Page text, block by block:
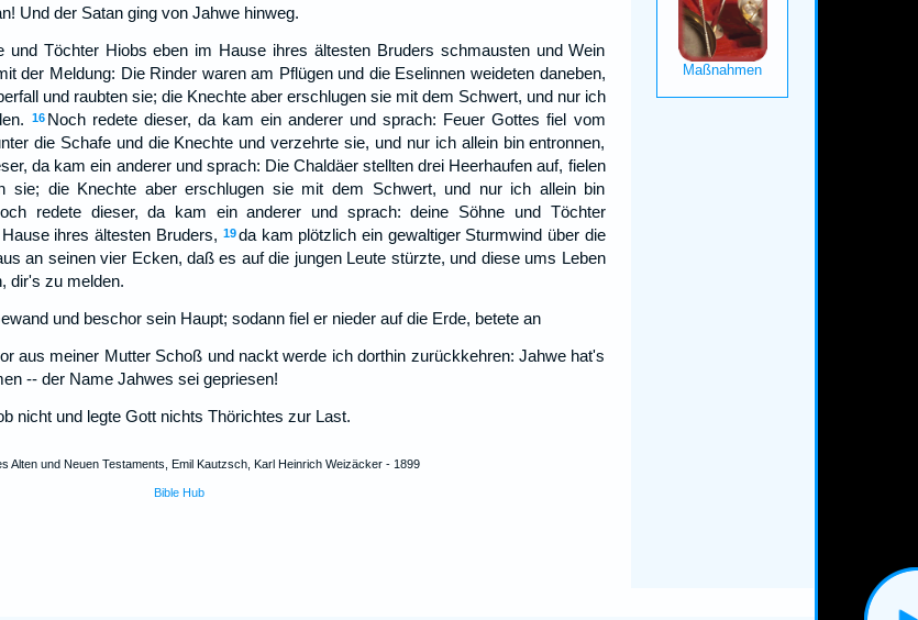
Und der Satan ging von Jahwe hinweg.
und Töchter Hiobs eben im Hause ihres ältesten Bruders schmausten und Wein
der Meldung: Die Rinder waren am Pflügen und die Eselinnen weideten daneben,
und raubten sie; die Knechte aber erschlugen sie mit dem Schwert, und nur ich
16 Noch redete dieser, da kam ein anderer und sprach: Feuer Gottes fiel vom
die Schafe und die Knechte und verzehrte sie, und nur ich allein bin entronnen,
da kam ein anderer und sprach: Die Chaldäer stellten drei Heerhaufen auf, fielen
sie; die Knechte aber erschlugen sie mit dem Schwert, und nur ich allein bin
redete dieser, da kam ein anderer und sprach: deine Söhne und Töchter
ihres ältesten Bruders, 19da kam plötzlich ein gewaltiger Sturmwind über die
an seinen vier Ecken, daß es auf die jungen Leute stürzte, und diese ums Leben
dir's zu melden.
und beschor sein Haupt; sodann fiel er nieder auf die Erde, betete an
aus meiner Mutter Schoß und nackt werde ich dorthin zurückkehren: Jahwe hat's
-- der Name Jahwes sei gepriesen!
nicht und legte Gott nichts Thörichtes zur Last.
Alten und Neuen Testaments, Emil Kautzsch, Karl Heinrich Weizäcker - 1899
Bible Hub